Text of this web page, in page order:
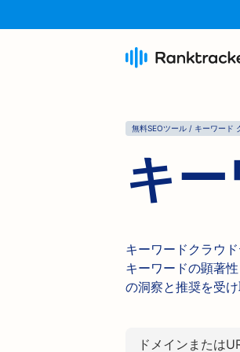
無料SEOツール / キーワード
キ
キーワードクラウ
キーワードの顕著
の洞察と推奨を受け